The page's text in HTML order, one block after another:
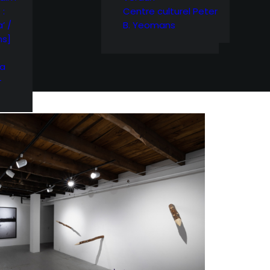
/
Centre culturel Peter
B. Yeomans